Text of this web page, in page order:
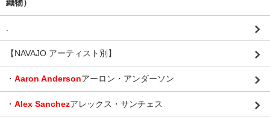
織物）
.
【NAVAJO アーティスト別】
・ Aaron Andersonアーロン・アンダーソン
・ Alex Sanchezアレックス・サンチェス